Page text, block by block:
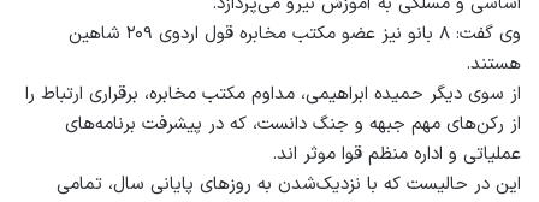
وی گفت: ۸ بانو نیز عضو مکتب مخابره قول اردوی ۲۰۹ شاهین
هستند.
از سوی دیگر حمیده ابراهیمی، مداوم مکتب مخابره، برقراری ارتباط را
از رکن‌های مهم جبهه و جنگ دانست، که در پیشرفت برنامه‌های
عملیاتی و اداره منظم قوا موثر اند.
این در حالیست که با نزدیک‌شدن به روزهای پایانی سال، تمامی